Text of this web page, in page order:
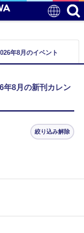
年8月のイベント
年8月の新刊カレン
絞り込み解除